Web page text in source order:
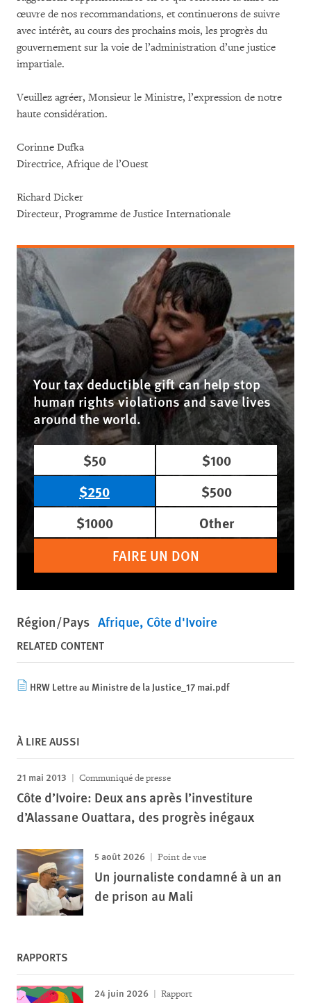
œuvre de nos recommandations, et continuerons de suivre
avec intérêt, au cours des prochains mois, les progrès du
gouvernement sur la voie de l’administration d’une justice
impartiale.
Veuillez agréer, Monsieur le Ministre, l’expression de notre
haute considération.
Corinne Dufka
Directrice, Afrique de l’Ouest
Richard Dicker
Directeur, Programme de Justice Internationale
Your tax deductible gift can help stop
human rights violations and save lives
around the world.
$50
$100
$250
$500
$1000
Other
FAIRE UN DON
Région/Pays Afrique Côte d'Ivoire
RELATED CONTENT
HRW Lettre au Ministre de la Justice_17 mai.pdf
À LIRE AUSSI
21 mai 2013 Communiqué de presse
Côte d’Ivoire: Deux ans après l’investiture
d’Alassane Ouattara, des progrès inégaux
5 août 2026 Point de vue
Un journaliste condamné à un an
de prison au Mali
RAPPORTS
24 juin 2026 Rapport